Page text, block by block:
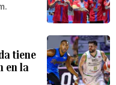
tiene
en la